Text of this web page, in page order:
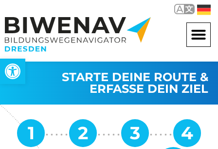
Werkzeugleiste öffnen
STARTE DEINE ROUTE &
ERFASSE DEIN ZIEL